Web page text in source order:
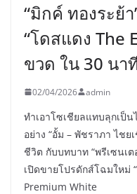
“มิกค์ ทองระย้
“โดสแดง The
ขวด ใน 30 นา
02/04/2026 admin
ทำเอาโซเชียลแทบลุกเป็
อย่าง “อั้ม – พัชราภา ไช
ชีวิต กับบทบาท “พรีเซนเ
เปิดขายโปรดักส์โฉมใหม่
Premium White